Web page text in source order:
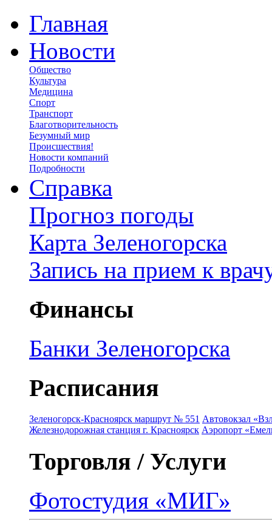
Главная
Новости
Общество
Культура
Медицина
Спорт
Транспорт
Благотворительность
Безумный мир
Происшествия!
Новости компаний
Подробности
Справка
Прогноз погоды
Карта Зеленогорска
Запись на прием к
Финансы
Банки Зеленогорска
Расписания
Зеленогорск-Красноярск маршрут № 551 Автовокзал
Железнодорожная станция г. Красноярск Аэропорт
Торговля / Услуги
Фотостудия «МИГ»